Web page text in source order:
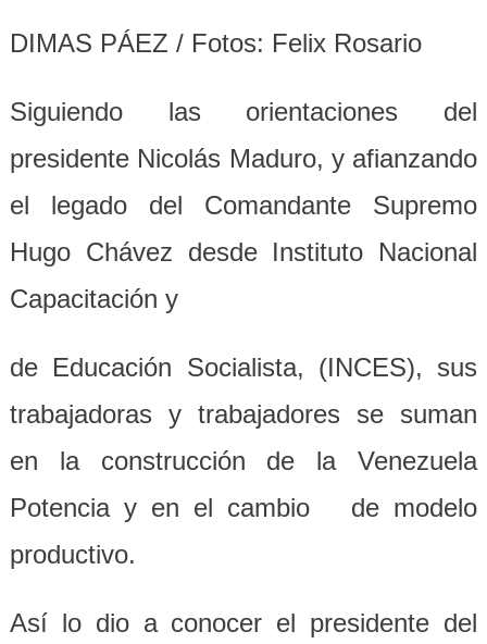
DIMAS PÁEZ / Fotos: Felix Rosario
Siguiendo las orientaciones del
presidente Nicolás Maduro, y afianzando
el legado del Comandante Supremo
Hugo Chávez desde Instituto Nacional
Capacitación y
de Educación Socialista, (INCES), sus
trabajadoras y trabajadores se suman
en la construcción de la Venezuela
Potencia y en el cambio de modelo
productivo.
Así lo dio a conocer el presidente del